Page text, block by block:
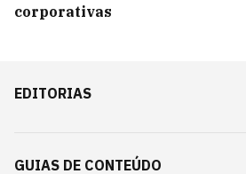
corporativas
EDITORIAS
GUIAS DE CONTEÚDO